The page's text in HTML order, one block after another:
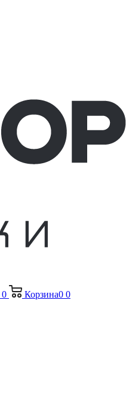
0 Корзина0 0